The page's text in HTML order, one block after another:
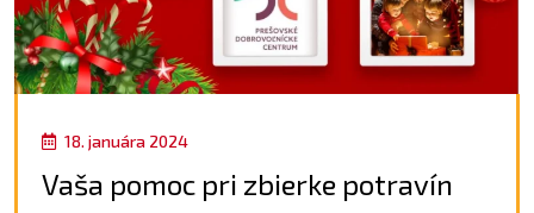
18. januára 2024
Vaša pomoc pri zbierke potravín